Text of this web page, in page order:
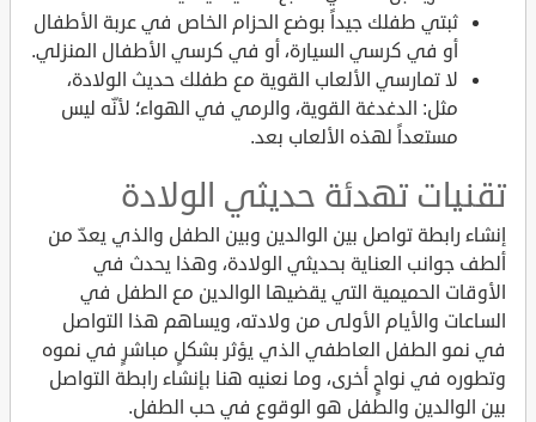
ثبتي طفلك جيداً بوضع الحزام الخاص في عربة الأطفال
أو في كرسي السيارة، أو في كرسي الأطفال المنزلي.
لا تمارسي الألعاب القوية مع طفلك حديث الولادة،
مثل: الدغدغة القوية، والرمي في الهواء؛ لأنّه ليس
مستعداً لهذه الألعاب بعد.
تقنيات تهدئة حديثي الولادة
إنشاء رابطة تواصل بين الوالدين وبين الطفل والذي يعدّ من
ألطف جوانب العناية بحديثي الولادة، وهذا يحدث في
الأوقات الحميمية التي يقضيها الوالدين مع الطفل في
الساعات والأيام الأولى من ولادته، ويساهم هذا التواصل
في نمو الطفل العاطفي الذي يؤثر بشكلٍ مباشرٍ في نموه
وتطوره في نواحٍ أخرى، وما نعنيه هنا بإنشاء رابطة التواصل
بين الوالدين والطفل هو الوقوع في حب الطفل.